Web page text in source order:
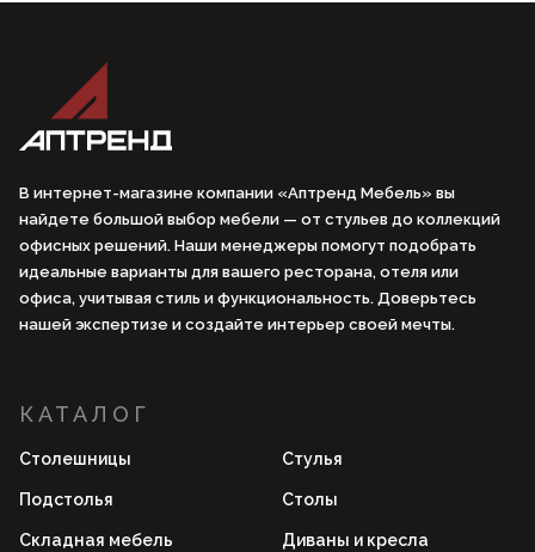
В интернет-магазине компании «Аптренд Мебель» вы
найдете большой выбор мебели — от стульев до коллекций
офисных решений. Наши менеджеры помогут подобрать
идеальные варианты для вашего ресторана, отеля или
офиса, учитывая стиль и функциональность. Доверьтесь
нашей экспертизе и создайте интерьер своей мечты.
КАТАЛОГ
Столешницы Стулья
Подстолья Столы
Складная мебель Диваны и кресла